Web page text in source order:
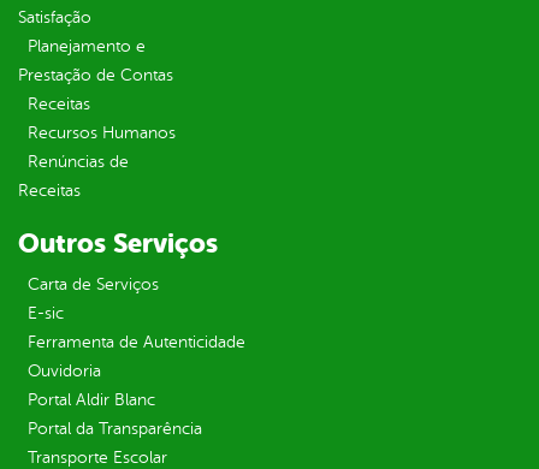
Satisfação
Planejamento e
Prestação de Contas
Receitas
Recursos Humanos
Renúncias de
Receitas
Outros Serviços
Carta de Serviços
E-sic
Ferramenta de Autenticidade
Ouvidoria
Portal Aldir Blanc
Portal da Transparência
Transporte Escolar